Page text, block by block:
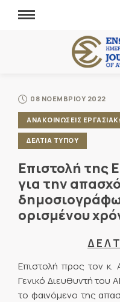
08 ΝΟΕΜΒΡΙΟΥ 2022
ΑΝΑΚΟΙΝΩΣΕΙΣ
ΔΕΛΤΙΑ ΤΥΠΟΥ
Επιστολή της
για την
ορισμένου
ΔΕ Λ
Επιστολή προς τον κ.
Γενικό Διευθυντή του
το φαινόμενο της